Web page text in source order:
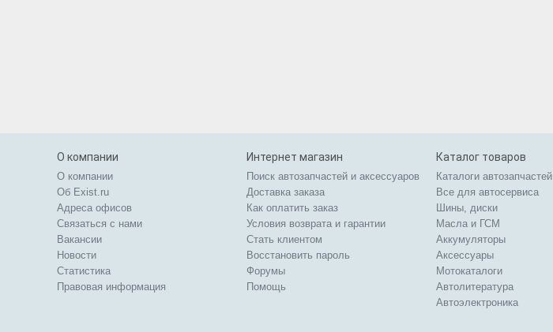
О компании
О компании
Об Exist.ru
Адреса офисов
Связаться с нами
Вакансии
Новости
Статистика
Правовая информация
Интернет магазин
Поиск автозапчастей и аксессуаров
Доставка заказа
Как оплатить заказ
Условия возврата и гарантии
Стать клиентом
Восстановить пароль
Форумы
Помощь
Каталог товаров
Каталоги автозапчастей
Все для автосервиса
Шины, диски
Масла и ГСМ
Аккумуляторы
Аксессуары
Мотокаталоги
Автолитература
Автоэлектроника